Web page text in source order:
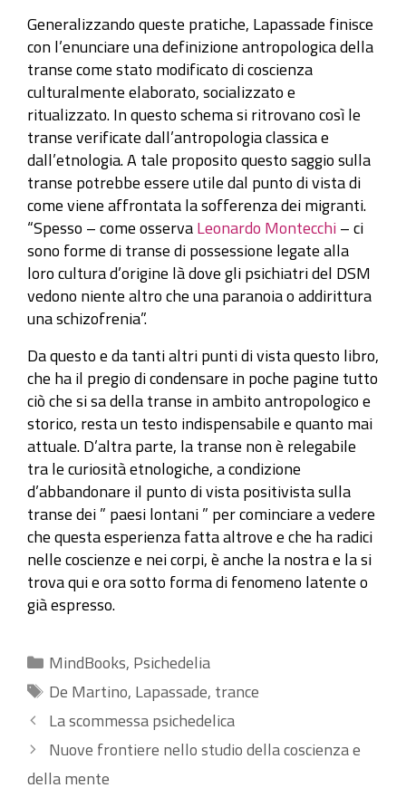
Generalizzando queste pratiche, Lapassade finisce
con l’enunciare una definizione antropologica della
transe come stato modificato di coscienza
culturalmente elaborato, socializzato e
ritualizzato. In questo schema si ritrovano così le
transe verificate dall’antropologia classica e
dall’etnologia. A tale proposito questo saggio sulla
transe potrebbe essere utile dal punto di vista di
come viene affrontata la sofferenza dei migranti.
“Spesso – come osservaLeonardo Montecchi– ci
sono forme di transe di possessione legate alla
loro cultura d’origine là dove gli psichiatri del DSM
vedono niente altro che una paranoia o addirittura
una schizofrenia”.
Da questo e da tanti altri punti di vista questo libro,
che ha il pregio di condensare in poche pagine tutto
ciò che si sa della transe in ambito antropologico e
storico, resta un testo indispensabile e quanto mai
attuale. D’altra parte, la transe non è relegabile
tra le curiosità etnologiche, a condizione
d’abbandonare il punto di vista positivista sulla
transe dei ” paesi lontani ” per cominciare a vedere
che questa esperienza fatta altrove e che ha radici
nelle coscienze e nei corpi, è anche la nostra e la si
trova qui e ora sotto forma di fenomeno latente o
già espresso.
Categorie
MindBooks, Psichedelia
Tag
De Martino, Lapassade, trance
La scommessa psichedelica
Nuove frontiere nello studio della coscienza e
della mente